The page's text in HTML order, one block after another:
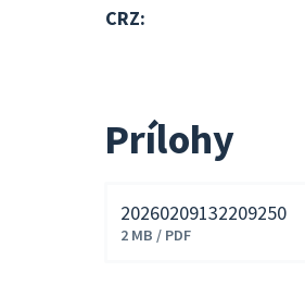
CRZ:
Prílohy
Stiahnuť
20260209132209250
2 MB / PDF